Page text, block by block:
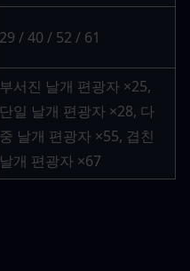
29 / 40 / 52 / 61
부서진 날개 편광자 ×25,
단일 날개 편광자 ×28, 다
중 날개 편광자 ×55, 겹친
날개 편광자 ×67